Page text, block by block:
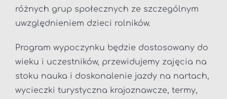
różnych grup społecznych ze szczególnym
uwzględnieniem dzieci rolników.
Program wypoczynku będzie dostosowany do
wieku i uczestników, przewidujemy zajęcia na
stoku nauka i doskonalenie jazdy na nartach,
wycieczki turystyczna krajoznawcze, termy,